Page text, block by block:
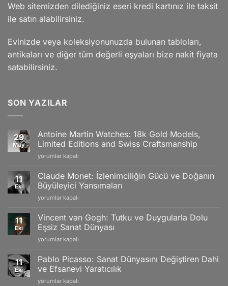
Web sitemizden dilediğiniz eseri kredi kartınız ile taksit
ile satın alabilirsiniz.
Evinizde veya koleksiyonunuzda bulunan tabloları,
antikaları ve diğer tüm değerli eşyaları bize nakit fiyata
satabilirsiniz.
SON YAZILAR
29
May
Antoine Martin Watches: 18k Gold Models,
Limited Editions and Swiss Craftsmanship
Antoine
Watches:
18k
Gold
Models,
Editions
and
Swiss
Craftsmanship
yorumlar kapalı
11
Eki
Claude Monet: İzlenimciliğin Gücü ve Doğanın
Büyüleyici Yansımaları
Claude
İzlenimciliğin
Gücü
ve
Doğanın
Yansımaları
için
yorumlar kapalı
11
Eki
Vincent van Gogh: Tutku ve Duygularla Dolu
Eşsiz Sanat Dünyası
Vincent
Gogh:
Tutku
ve
Duygularla
yorumlar kapalı
11
Eki
Pablo Picasso: Sanat Dünyasını Değiştiren Dahi
ve Efsanevi Yaratıcılık
Pablo
yorumlar kapalı